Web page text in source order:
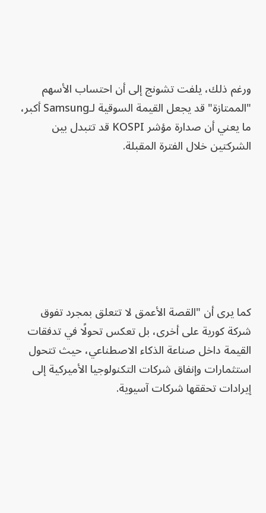
ورغم ذلك، يلفت تشونج إلى أن احتساب الأسهم
"الممتازة" قد يجعل القيمة السوقية لـSamsung أكبر،
ما يعني أن صدارة مؤشر KOSPI قد تتبدل بين
الشركتين خلال الفترة المقبلة.
كما يرى أن "القصة الأعمق لا تتعلق بمجرد تفوق
شركة كورية على أخرى، بل تعكس تحولًا في تدفقات
القيمة داخل صناعة الذكاء الاصطناعي، حيث تتحول
استثمارات وإنفاق شركات التكنولوجيا الأميركية إلى
إيرادات تحققها شركات آسيوية.